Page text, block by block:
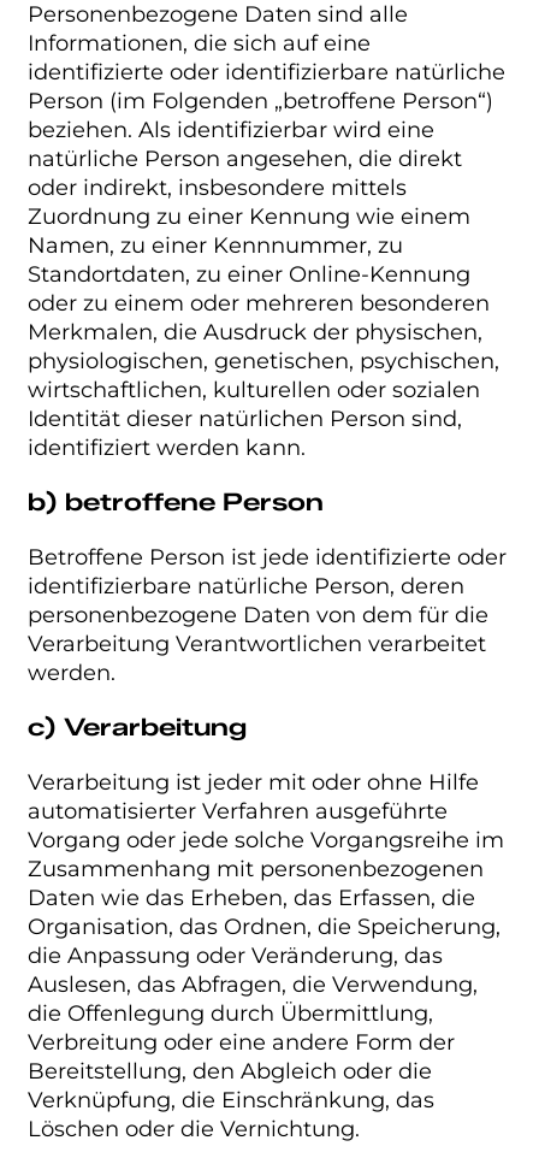
Personenbezogene Daten sind alle
Informationen, die sich auf eine
identifizierte oder identifizierbare natürliche
Person (im Folgenden „betroffene Person“)
beziehen. Als identifizierbar wird eine
natürliche Person angesehen, die direkt
oder indirekt, insbesondere mittels
Zuordnung zu einer Kennung wie einem
Namen, zu einer Kennnummer, zu
Standortdaten, zu einer Online-Kennung
oder zu einem oder mehreren besonderen
Merkmalen, die Ausdruck der physischen,
physiologischen, genetischen, psychischen,
wirtschaftlichen, kulturellen oder sozialen
Identität dieser natürlichen Person sind,
identifiziert werden kann.
b) betroffene Person
Betroffene Person ist jede identifizierte oder
identifizierbare natürliche Person, deren
personenbezogene Daten von dem für die
Verarbeitung Verantwortlichen verarbeitet
werden.
c) Verarbeitung
Verarbeitung ist jeder mit oder ohne Hilfe
automatisierter Verfahren ausgeführte
Vorgang oder jede solche Vorgangsreihe im
Zusammenhang mit personenbezogenen
Daten wie das Erheben, das Erfassen, die
Organisation, das Ordnen, die Speicherung,
die Anpassung oder Veränderung, das
Auslesen, das Abfragen, die Verwendung,
die Offenlegung durch Übermittlung,
Verbreitung oder eine andere Form der
Bereitstellung, den Abgleich oder die
Verknüpfung, die Einschränkung, das
Löschen oder die Vernichtung.